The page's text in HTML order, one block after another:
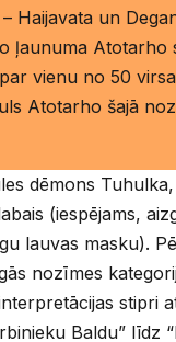
Haijavata un
ļaunuma
vienu no 50
Atotarho šajā
dēmons
(iespējams,
lauvas masku).
nozīmes
stipri
Baldu” līdz